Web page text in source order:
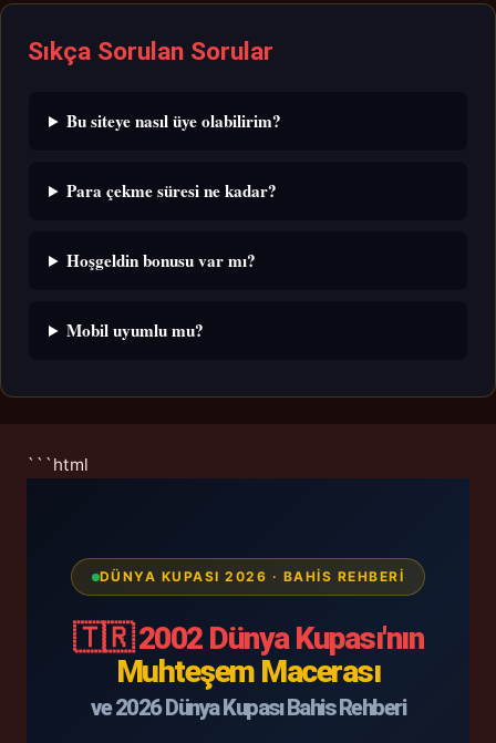
Sıkça Sorulan Sorular
Bu siteye nasıl üye olabilirim?
Para çekme süresi ne kadar?
Hoşgeldin bonusu var mı?
Mobil uyumlu mu?
```html
DÜNYA KUPASI 2026 · BAHIS REHBERI
🇹🇷 2002 Dünya Kupası'nın
Muhteşem Macerası
ve 2026 Dünya Kupası Bahis Rehberi